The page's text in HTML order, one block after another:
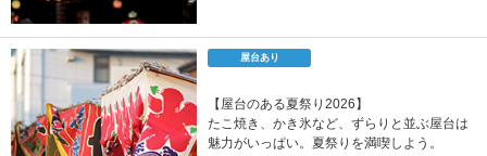
屋台あり
【屋台のある夏祭り2026】
たこ焼き、かき氷など、ずらりと並ぶ屋台は
魅力がいっぱい。夏祭りを満喫しよう。